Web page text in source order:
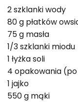
2 szklanki wody
80 g płatków
75 g masła
1/3 szklanki miodu
1 łyżka soli
4 opakowania
1 jajko
550 g mąki